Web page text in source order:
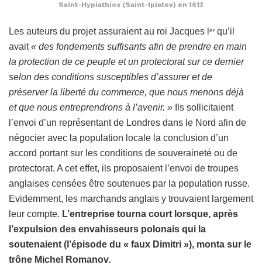
Saint-Hypiathios (Saint-Ipiatev) en 1613
Les auteurs du projet assuraient au roi Jacques l erqu’il
avait« des fondements suffisants afin de prendre en main
la protection de ce peuple et un protectorat sur ce dernier
selon des conditions susceptibles d’assurer et de
préserver la liberté du commerce, que nous menons déjà
et que nous entreprendrons à l’avenir. » Ils sollicitaient
l’envoi d’un représentant de Londres dans le Nord afin de
négocier avec la population locale la conclusion d’un
accord portant sur les conditions de souveraineté ou de
protectorat. A cet effet, ils proposaient l’envoi de troupes
anglaises censées être soutenues par la population russe.
Evidemment, les marchands anglais y trouvaient largement
leur compte. L’entreprise tourna court lorsque, après
l’expulsion des envahisseurs polonais qui la
soutenaient (l’épisode du « faux Dimitri »), monta sur le
trône Michel Romanov.